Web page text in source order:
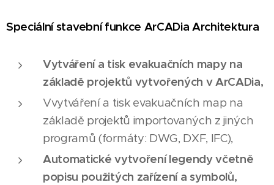
Speciální stavební funkce ArCADia Architektura
Vytváření a tisk evakuačních mapy na
základě projektů vytvořených v ArCADia,
Vvytváření a tisk evakuačních map na
základě projektů importovaných z jiných
programů (formáty: DWG, DXF, IFC),
Automatické vytvoření legendy včetně
popisu použitých zařízení a symbolů,